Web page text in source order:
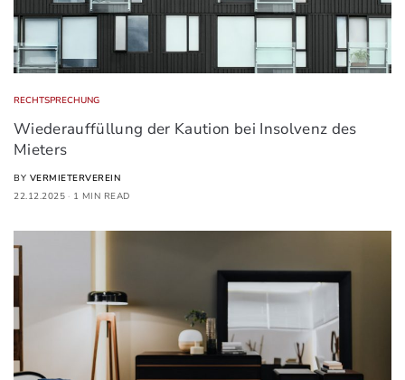
RECHTSPRECHUNG
Wiederauffüllung der Kaution bei Insolvenz des
Mieters
BY VERMIETERVEREIN
22.12.2025
1 MIN READ